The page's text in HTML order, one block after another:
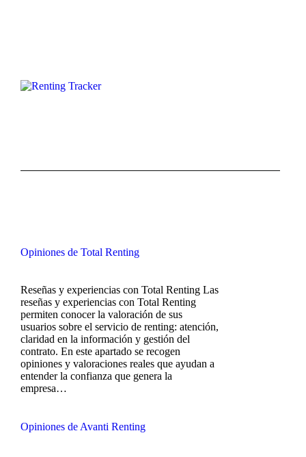
Opiniones de Total Renting
Reseñas y experiencias con Total Renting Las
reseñas y experiencias con Total Renting
permiten conocer la valoración de sus
usuarios sobre el servicio de renting: atención,
claridad en la información y gestión del
contrato. En este apartado se recogen
opiniones y valoraciones reales que ayudan a
entender la confianza que genera la
empresa…
Opiniones de Avanti Renting